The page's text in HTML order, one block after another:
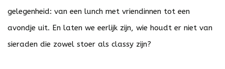
gelegenheid: van een lunch met vriendinnen tot een
avondje uit. En laten we eerlijk zijn, wie houdt er niet van
sieraden die zowel stoer als classy zijn?